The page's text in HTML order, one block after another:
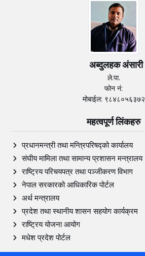
अब्दुलहक अंसारी
ले.पा.
फोन नं:
मोबाईल: ९८४८०५६३७२
महत्वपूर्ण लिंकहरु
प्रधानमन्त्री तथा मन्त्रिपरिषद्को कार्यालय
संघीय मामिला तथा सामान्य प्रशासन मन्त्रालय
राष्ट्रिय परिचयपत्र तथा पञ्‍जीकरण विभाग
नेपाल सरकारको आधिकारिक पोर्टल
अर्थ मन्त्रालय
प्रदेश तथा स्थानीय शासन सहयोग कार्यक्रम
राष्ट्रिय योजना आयोग
मधेश प्रदेश पोर्टल